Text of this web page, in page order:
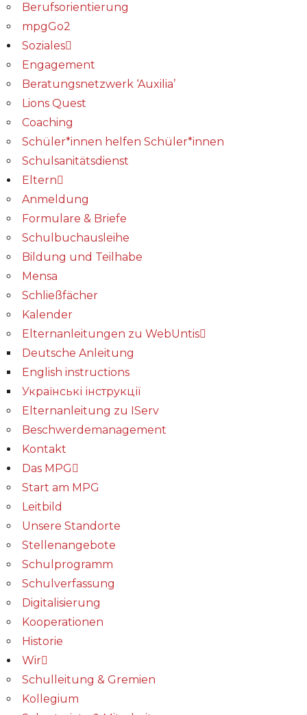
Berufsorientierung
mpgGo2
Soziales
Engagement
Beratungsnetzwerk ‘Auxilia’
Lions Quest
Coaching
Schüler*innen helfen Schüler*innen
Schulsanitätsdienst
Eltern
Anmeldung
Formulare & Briefe
Schulbuchausleihe
Bildung und Teilhabe
Mensa
Schließfächer
Kalender
Elternanleitungen zu WebUntis
Deutsche Anleitung
English instructions
Українські інструкції
Elternanleitung zu IServ
Beschwerdemanagement
Kontakt
Das MPG
Start am MPG
Leitbild
Unsere Standorte
Stellenangebote
Schulprogramm
Schulverfassung
Digitalisierung
Kooperationen
Historie
Wir
Schulleitung & Gremien
Kollegium